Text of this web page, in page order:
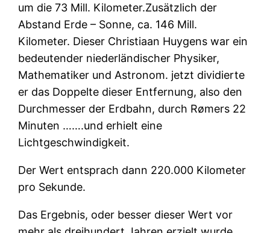
um die 73 Mill. Kilometer.Zusätzlich der
Abstand Erde – Sonne, ca. 146 Mill.
Kilometer. Dieser Christiaan Huygens war ein
bedeutender niederländischer Physiker,
Mathematiker und Astronom. jetzt dividierte
er das Doppelte dieser Entfernung, also den
Durchmesser der Erdbahn, durch Rømers 22
Minuten …….und erhielt eine
Lichtgeschwindigkeit.
Der Wert entsprach dann 220.000 Kilometer
pro Sekunde.
Das Ergebnis, oder besser dieser Wert vor